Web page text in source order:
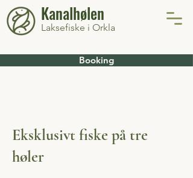
Kanalhølen
Laksefiske i Orkla
Booking
Eksklusivt fiske på tre
høler